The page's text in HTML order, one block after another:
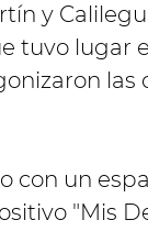
y
tuvo lugar
con un
"Mis